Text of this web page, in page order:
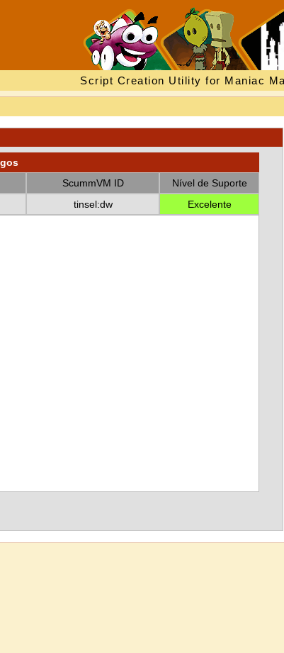
Script Creation Utility for Maniac
ScummVM ID
Nível de Suporte
tinsel:dw Excelente